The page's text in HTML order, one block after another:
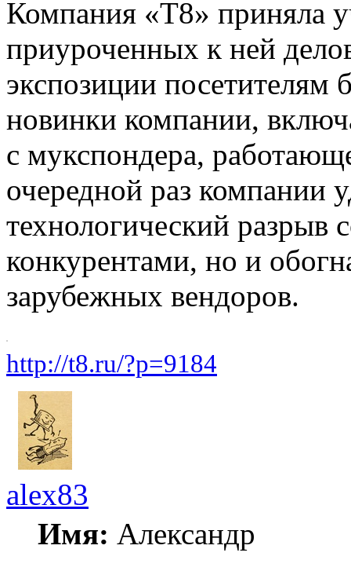
Компания «Т8» приняла
приуроченных к ней
экспозиции
новинки компании,
с мукспондера,
очередной раз компании
технологический разрыв
конкурентами, но и
зарубежных вендоров.
http://t8.ru/?p=9184
alex83
Имя: Александр